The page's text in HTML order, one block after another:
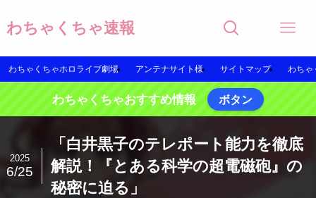
わちゃくちゃ速報
わちゃくちゃホロライブ劇場 アンテナサイト様 サイトマップ わちゃ
わちゃくちゃおすすめ情報 ボタン
「白井黒子のテレポート能力を徹底
解説！『とある科学の超電磁砲』の
秘密に迫る」
2025
6/25